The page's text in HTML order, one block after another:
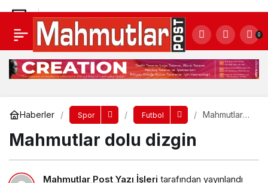
0
Haberler Spor Futbol
Mahmutlar
Mahmutlar dolu dizgin
Mahmutlar Post Yazı İşleri tarafından yayınlandı
Mahmutlar dolu dizgin
Yorum Yap